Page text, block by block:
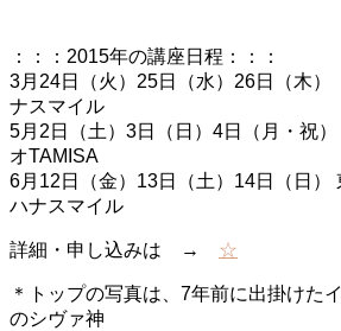
：：：2015年の講座日程：：：
3月24日（火）25日（水）26日（
ナスマイル
5月2日（土）3日（日）4日（月・
オTAMISA
6月12日（金）13日（土）14日（日
ハナスマイル
詳細・申し込みは → ☆
＊トップの写真は、7年前に出掛けた
のシヴァ神